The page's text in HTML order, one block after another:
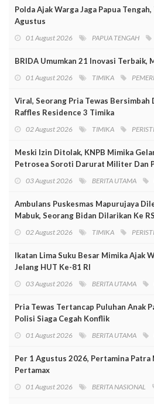
Polda Ajak Warga Jaga Papua
Agustus
01 August 2026 PAPUA TENGAH
BRIDA Umumkan 21 Inovasi Terbaik,
01 August 2026 TIMIKA
Viral, Seorang Pria Tewas Bersimbah
Raffles Residence 3 Timika
02 August 2026 TIMIKA
Meski Izin Ditolak, KNPB Mimika
Petrosea Soroti Darurat Militer Dan
03 August 2026 BERITA UTAMA
Ambulans Puskesmas Mapurujaya
Mabuk, Seorang Bidan Dilarikan Ke
02 August 2026 TIMIKA
Ikatan Lima Suku Besar Mimika Ajak
Jelang HUT Ke-81 RI
03 August 2026 BERITA UTAMA
Pria Tewas Tertancap Puluhan Anak
Polisi Siaga Cegah Konflik
01 August 2026 BERITA UTAMA
Per 1 Agustus 2026, Pertamina Patra
Pertamax
01 August 2026 BERITA NASIONAL